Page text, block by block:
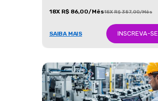
18X R$ 86,00/Mês18X R$ 387,00/Mês
SAIBA MAIS INSCREVA-SE